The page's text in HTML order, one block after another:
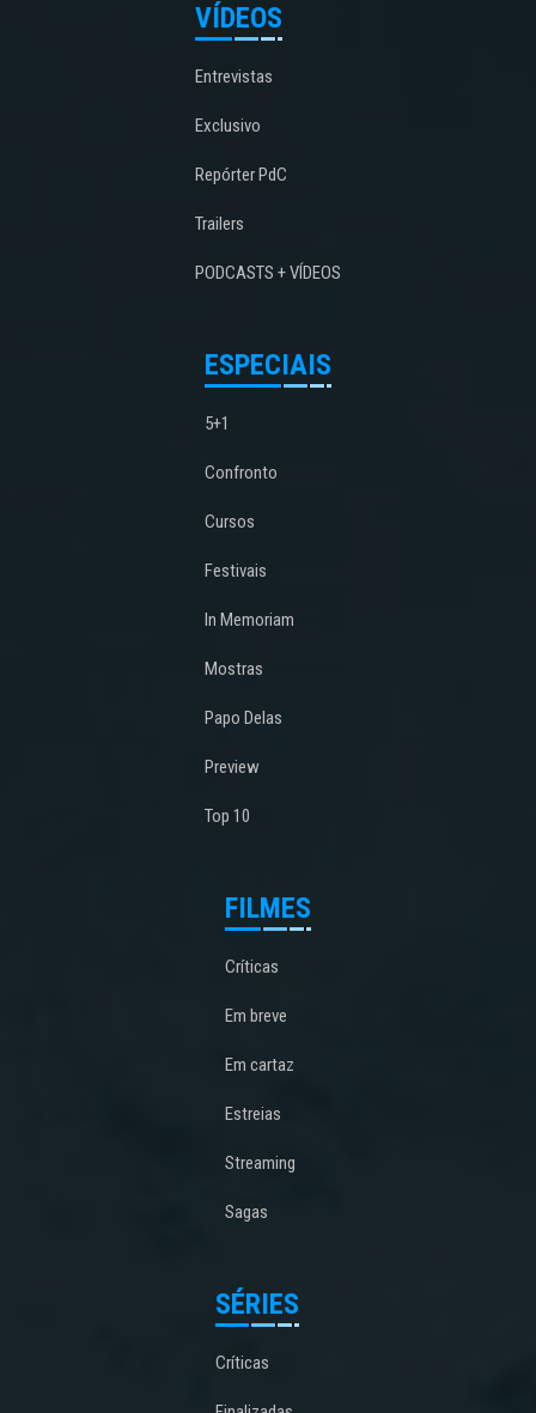
VÍDEOS
Entrevistas
Exclusivo
Repórter PdC
Trailers
PODCASTS + VÍDEOS
ESPECIAIS
5+1
Confronto
Cursos
Festivais
In Memoriam
Mostras
Papo Delas
Preview
Top 10
FILMES
Críticas
Em breve
Em cartaz
Estreias
Streaming
Sagas
SÉRIES
Críticas